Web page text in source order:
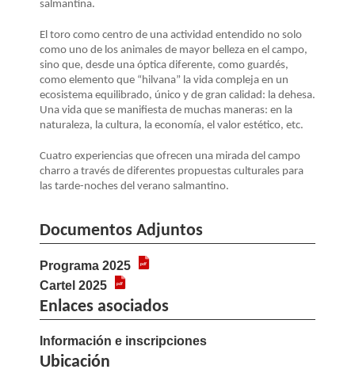
NAVEGACIÓN
salmantina.
El toro como centro de una actividad entendido no solo
como uno de los animales de mayor belleza en el campo,
sino que, desde una óptica diferente, como guardés,
como elemento que “hilvana” la vida compleja en un
ecosistema equilibrado, único y de gran calidad: la dehesa.
Una vida que se manifiesta de muchas maneras: en la
naturaleza, la cultura, la economía, el valor estético, etc.
Cuatro experiencias que ofrecen una mirada del campo
charro a través de diferentes propuestas culturales para
las tarde-noches del verano salmantino.
Documentos Adjuntos
Programa 2025
Cartel 2025
Enlaces asociados
Información e inscripciones
Ubicación